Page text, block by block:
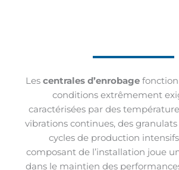
Les centrales d’enrobage
conditions extrêmement
caractérisées par des
vibrations continues, des granulats
cycles de production
composant de l’installation joue
dans le maintien des